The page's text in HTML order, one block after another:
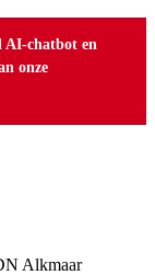
AI-chatbot en
onze
Alkmaar